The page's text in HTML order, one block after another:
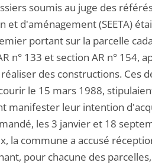
soumis au juge des
et d'aménagement (SEETA)
portant sur la parcelle
n° 133 et section AR n° 154,
des constructions. Ces
le 15 mars 1988,
manifester leur intention
les 3 janvier et 18
la commune a accusé
pour chacune des